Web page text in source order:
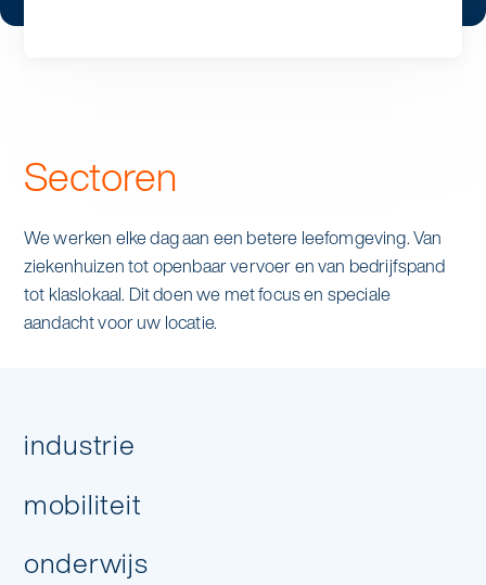
Hoeveel dagen per week heb je
schoonmaak nodig?
Sectoren
We werken elke dag aan een betere leefomgeving. Van
ziekenhuizen tot openbaar vervoer en van bedrijfspand
tot klaslokaal. Dit doen we met focus en speciale
aandacht voor uw locatie.
industrie
mobiliteit
onderwijs